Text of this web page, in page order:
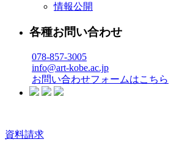
情報公開
各種お問い合わせ
078-857-3005
info@art-kobe.ac.jp
お問い合わせフォームはこちら
資料請求